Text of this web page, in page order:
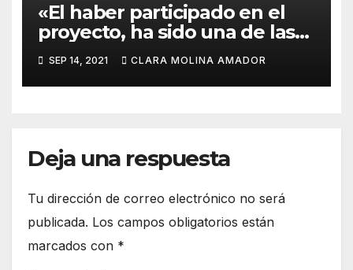
«El haber participado en el
proyecto, ha sido una de las
mejores experiencias que he
vivido, pues a pesar de la
barrera del idioma, he sido
SEP 14, 2021 CLARA MOLINA AMADOR
Deja una respuesta
Tu dirección de correo electrónico no será
publicada. Los campos obligatorios están
marcados con *